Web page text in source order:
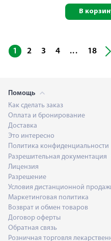
В
1 2 3 4 ... 18
Помощь
Как сделать заказ
Оплата и бронирование
Доставка
Это интересно
Политика конфиденциальности
Разрешительная документация
Лицензия
Разрешение
Условия дистанционной
Маркетинговая политика
Возврат и обмен товаров
Договор оферты
Обратная связь
Розничная торговля